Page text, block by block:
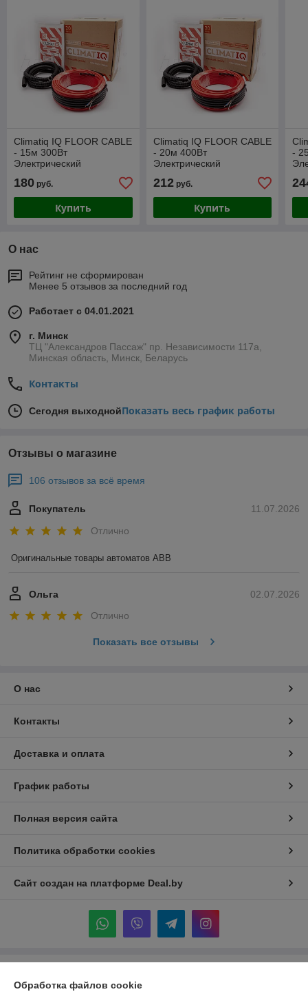
Climatiq IQ FLOOR CABLE
- 15м 300Вт
Электрический
нагревательный кабель
180 руб.
Купить
Climatiq IQ FLOOR CABLE
- 20м 400Вт
Электрический
нагревательный кабель
212руб.
Купить
-
О нас
Рейтинг не сформирован
Менее 5 отзывов за последний год
Работает с 04.01.2021
г. Минск
ТЦ "Александров Пассаж" пр. Независимости 117а,
Минская область, Минск, Беларусь
Контакты
Сегодня выходнойПоказать весь график работы
Отзывы о магазине
106 отзывов за всё время
11.07.2026
Покупатель
Отлично
Оригинальные товары автоматов ABB
02.07.2026
Ольга
Отлично
Показать все отзывы
О нас
Контакты
Доставка и оплата
График работы
Полная версия сайта
Политика обработки cookies
Сайт создан на платформе Deal.by
Обработка файлов cookie